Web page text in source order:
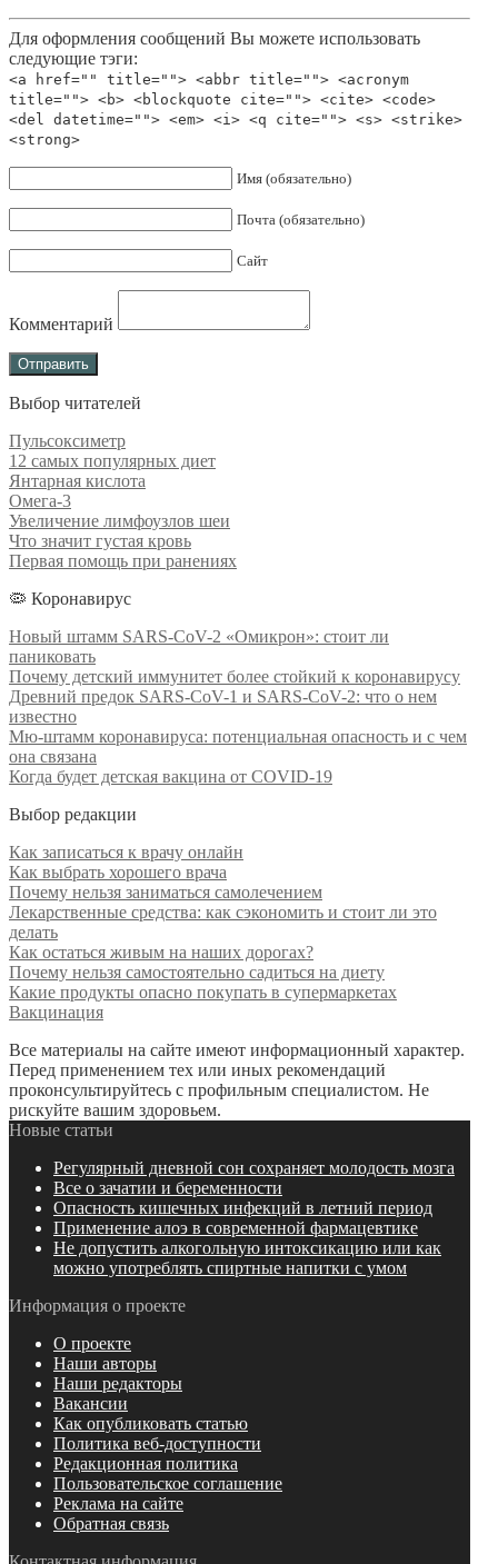
Для оформления сообщений Вы можете использовать
следующие тэги:
<a href="" title=""> <abbr title=""> <acronym
title=""> <b> <blockquote cite=""> <cite> <code>
<del datetime=""> <em> <i> <q cite=""> <s> <strike>
<strong>
Имя (обязательно)
Почта (обязательно)
Сайт
Комментарий
Выбор читателей
Пульсоксиметр
12 самых популярных диет
Янтарная кислота
Омега-3
Увеличение лимфоузлов шеи
Что значит густая кровь
Первая помощь при ранениях
🦠 Коронавирус
Новый штамм SARS-CoV-2 «Омикрон»: стоит ли
паниковать
Почему детский иммунитет более стойкий к коронавирусу
Древний предок SARS-CoV-1 и SARS-CoV-2: что о нем
известно
Мю-штамм коронавируса: потенциальная опасность и с чем
она связана
Когда будет детская вакцина от COVID-19
Выбор редакции
Как записаться к врачу онлайн
Как выбрать хорошего врача
Почему нельзя заниматься самолечением
Лекарственные средства: как сэкономить и стоит ли это
делать
Как остаться живым на наших дорогах?
Почему нельзя самостоятельно садиться на диету
Какие продукты опасно покупать в супермаркетах
Вакцинация
Все материалы на сайте имеют информационный характер.
Перед применением тех или иных рекомендаций
проконсультируйтесь с профильным специалистом. Не
рискуйте вашим здоровьем.
Новые статьи
Регулярный дневной сон сохраняет молодость мозга
Все о зачатии и беременности
Опасность кишечных инфекций в летний период
Применение алоэ в современной фармацевтике
Не допустить алкогольную интоксикацию или как
можно употреблять спиртные напитки с умом
Информация о проекте
О проекте
Наши авторы
Наши редакторы
Вакансии
Как опубликовать статью
Политика веб-доступности
Редакционная политика
Пользовательское соглашение
Реклама на сайте
Обратная связь